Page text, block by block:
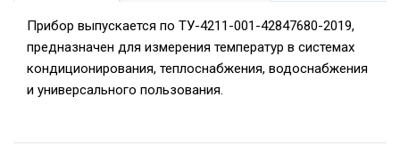
Прибор выпускается по ТУ-4211-001-42847680-2019,
предназначен для измерения температур в системах
кондиционирования, теплоснабжения, водоснабжения
и универсального пользования.